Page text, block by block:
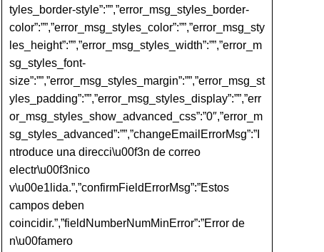
tyles_border-style”:””,”error_msg_styles_border-
color”:””,”error_msg_styles_color”:””,”error_msg_sty
les_height”:””,”error_msg_styles_width”:””,”error_m
sg_styles_font-
size”:””,”error_msg_styles_margin”:””,”error_msg_st
yles_padding”:””,”error_msg_styles_display”:””,”err
or_msg_styles_show_advanced_css”:”0″,”error_m
sg_styles_advanced”:””,”changeEmailErrorMsg”:”I
ntroduce una direcci\u00f3n de correo
electr\u00f3nico
v\u00e1lida.”,”confirmFieldErrorMsg”:”Estos
campos deben
coincidir.”,”fieldNumberNumMinError”:”Error de
n\u00famero